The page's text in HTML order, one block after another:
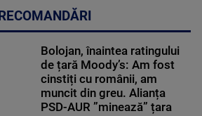
RECOMANDĂRI
Bolojan, înaintea ratingului
de țară Moody’s: Am fost
cinstiți cu românii, am
muncit din greu. Alianța
PSD-AUR ”minează” țara